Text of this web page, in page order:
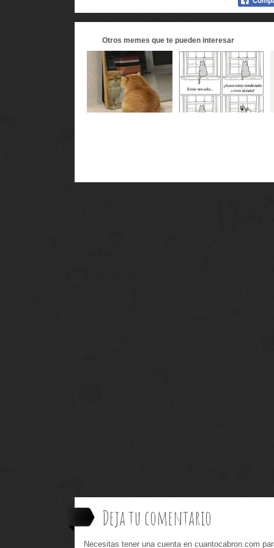
Otros memes que te pueden interesar
Deja tu comentario
Necesitas tener una cuenta en cuantocabron.com